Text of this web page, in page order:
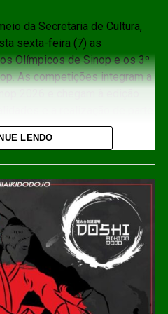
da Secretaria de Cultura,
sexta-feira (7) as
Olímpicos de Sinop e os 3º
As competições integram a
?
. Já as
Paralímpicos de Sinop estão
?
está a inclusão das
LENDO